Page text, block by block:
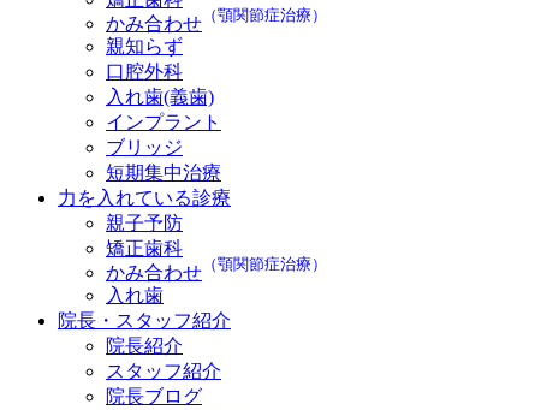
かみ合わせ （顎関節症治療）
親知らず
口腔外科
入れ歯(義歯)
インプラント
ブリッジ
短期集中治療
力を入れている診療
親子予防
矯正歯科
かみ合わせ （顎関節症治療）
入れ歯
院長・スタッフ紹介
院長紹介
スタッフ紹介
院長ブログ